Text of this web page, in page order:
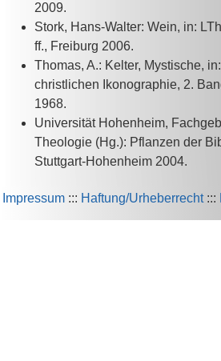
2009.
Stork, Hans-Walter: Wein, in:
ff., Freiburg 2006.
Thomas, A.: Kelter, Mystische,
christlichen Ikonographie, 2.
1968.
Universität Hohenheim,
Theologie (Hg.): Pflanzen der
Stuttgart-Hohenheim 2004.
Impressum ::: Haftung/Urheberrecht:::